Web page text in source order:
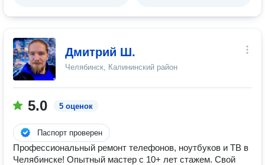
Дмитрий Ш.
Челябинск, Калининский район
5.0 5 оценок
Паспорт проверен
Профессиональный ремонт телефонов, ноутбуков и ТВ в
Челябинске! Опытный мастер с 10+ лет стажем. Свой